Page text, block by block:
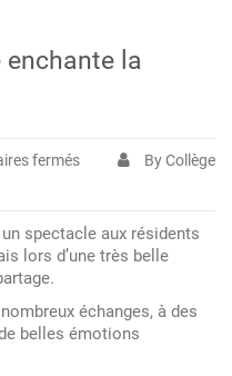
enchante la
ferméssur
enchante
la
By Collège
spectacle aux résidents
lors d’une très belle
échanges, à des
belles émotions